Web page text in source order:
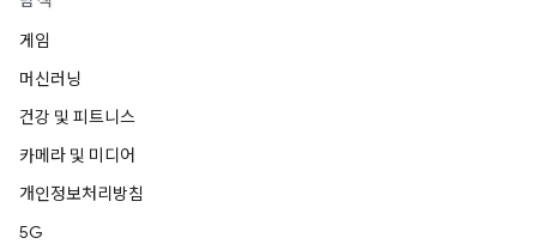
게임
머신러닝
건강 및 피트니스
카메라 및 미디어
개인정보처리방침
5G